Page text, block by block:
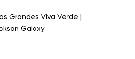
Grandes Viva Verde |
Galaxy